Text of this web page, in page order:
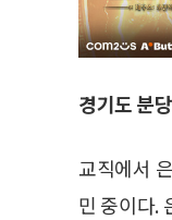
경기도 분
교직에서
민 중이다.